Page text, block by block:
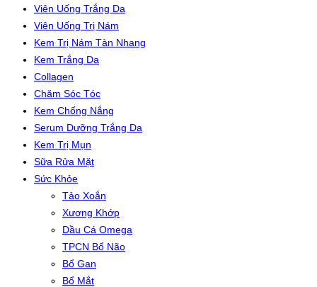
Viên Uống Trắng Da
Viên Uống Trị Nám
Kem Trị Nám Tàn Nhang
Kem Trắng Da
Collagen
Chăm Sóc Tóc
Kem Chống Nắng
Serum Dưỡng Trắng Da
Kem Trị Mụn
Sữa Rửa Mặt
Sức Khỏe
Tảo Xoắn
Xương Khớp
Dầu Cá Omega
TPCN Bổ Não
Bổ Gan
Bổ Mắt